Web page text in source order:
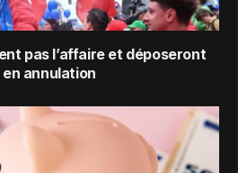
pas l’affaire et déposeront
annulation